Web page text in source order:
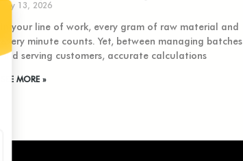
July 13, 2026
In your line of work, every gram of raw material and
every minute counts. Yet, between managing batches
and serving customers, accurate calculations
SEE MORE »